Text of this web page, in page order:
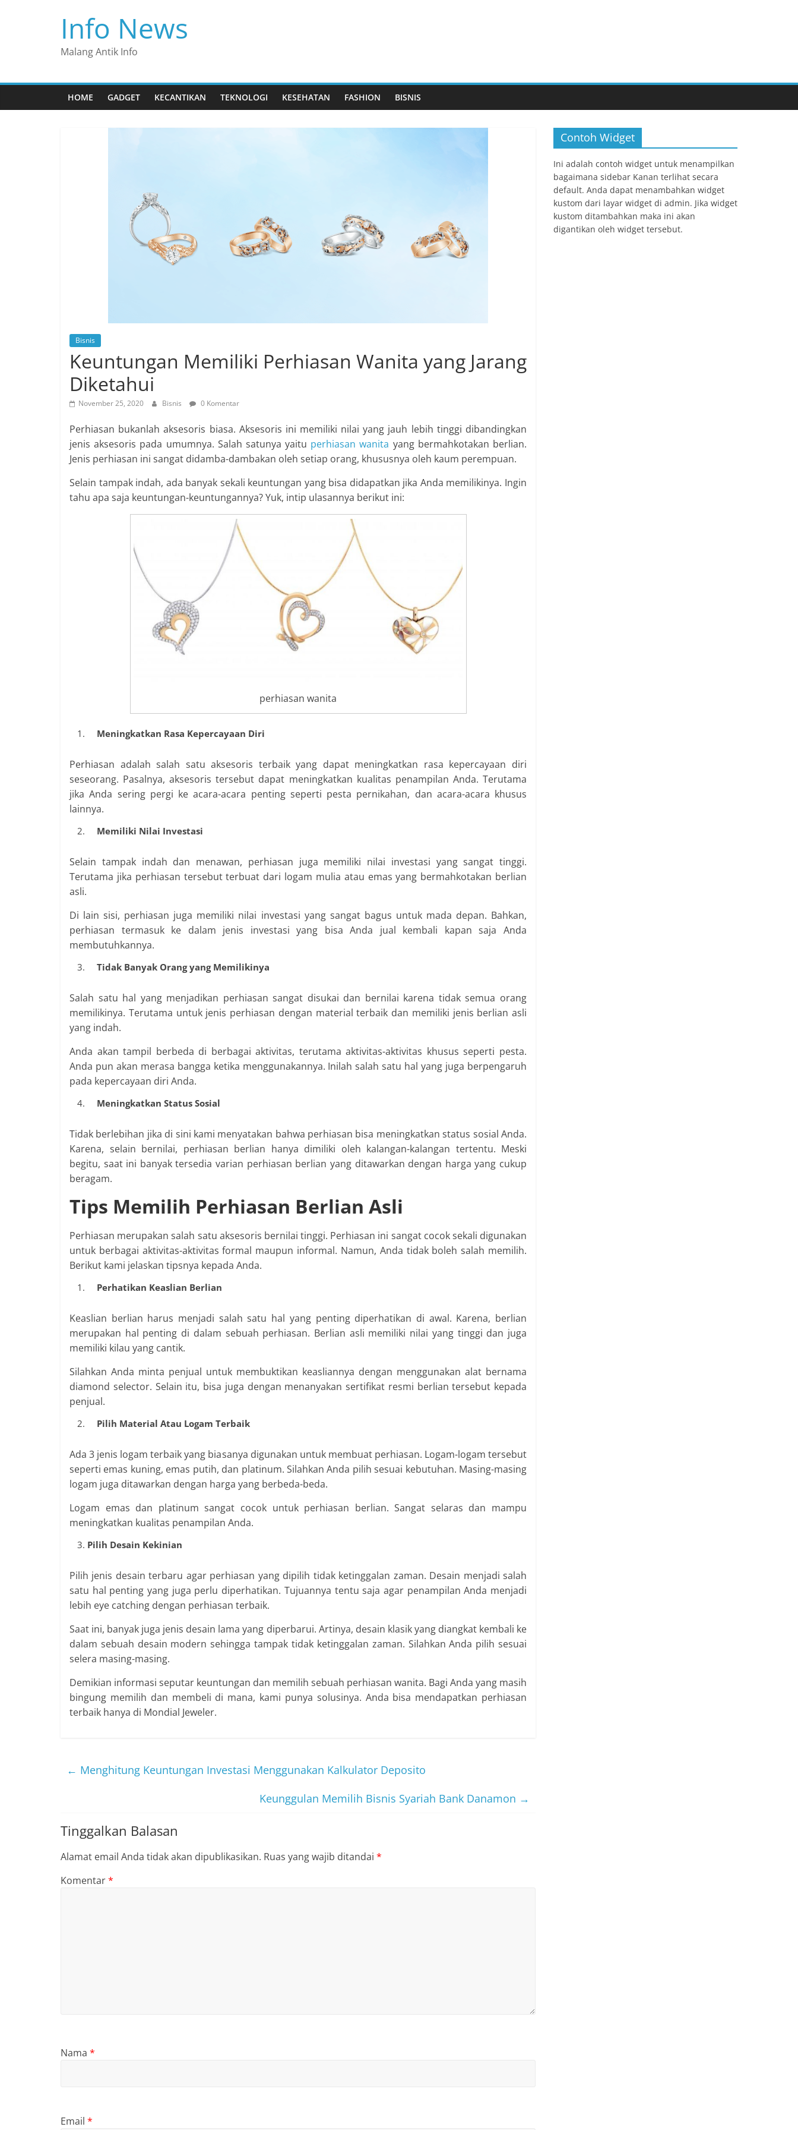
Info News
Malang Antik Info
HOME GADGET KECANTIKAN TEKNOLOGI KESEHATAN FASHION BISNIS
Bisnis
Keuntungan Memiliki Perhiasan Wanita yang Jarang
Diketahui
November 25, 2020 Bisnis 0 Komentar
Perhiasan bukanlah aksesoris biasa. Aksesoris ini memiliki nilai yang jauh lebih tinggi dibandingkan
jenis aksesoris pada umumnya. Salah satunya yaitu perhiasan wanita yang bermahkotakan berlian.
Jenis perhiasan ini sangat didamba-dambakan oleh setiap orang, khususnya oleh kaum perempuan.
Selain tampak indah, ada banyak sekali keuntungan yang bisa didapatkan jika Anda memilikinya. Ingin
tahu apa saja keuntungan-keuntungannya? Yuk, intip ulasannya berikut ini:
perhiasan wanita
Meningkatkan Rasa Kepercayaan Diri
Perhiasan adalah salah satu aksesoris terbaik yang dapat meningkatkan rasa kepercayaan diri
seseorang. Pasalnya, aksesoris tersebut dapat meningkatkan kualitas penampilan Anda. Terutama
jika Anda sering pergi ke acara-acara penting seperti pesta pernikahan, dan acara-acara khusus
lainnya.
Memiliki Nilai Investasi
Selain tampak indah dan menawan, perhiasan juga memiliki nilai investasi yang sangat tinggi.
Terutama jika perhiasan tersebut terbuat dari logam mulia atau emas yang bermahkotakan berlian
asli.
Di lain sisi, perhiasan juga memiliki nilai investasi yang sangat bagus untuk mada depan. Bahkan,
perhiasan termasuk ke dalam jenis investasi yang bisa Anda jual kembali kapan saja Anda
membutuhkannya.
Tidak Banyak Orang yang Memilikinya
Salah satu hal yang menjadikan perhiasan sangat disukai dan bernilai karena tidak semua orang
memilikinya. Terutama untuk jenis perhiasan dengan material terbaik dan memiliki jenis berlian asli
yang indah.
Anda akan tampil berbeda di berbagai aktivitas, terutama aktivitas-aktivitas khusus seperti pesta.
Anda pun akan merasa bangga ketika menggunakannya. Inilah salah satu hal yang juga berpengaruh
pada kepercayaan diri Anda.
Meningkatkan Status Sosial
Tidak berlebihan jika di sini kami menyatakan bahwa perhiasan bisa meningkatkan status sosial Anda.
Karena, selain bernilai, perhiasan berlian hanya dimiliki oleh kalangan-kalangan tertentu. Meski
begitu, saat ini banyak tersedia varian perhiasan berlian yang ditawarkan dengan harga yang cukup
beragam.
Tips Memilih Perhiasan Berlian Asli
Perhiasan merupakan salah satu aksesoris bernilai tinggi. Perhiasan ini sangat cocok sekali digunakan
untuk berbagai aktivitas-aktivitas formal maupun informal. Namun, Anda tidak boleh salah memilih.
Berikut kami jelaskan tipsnya kepada Anda.
Perhatikan Keaslian Berlian
Keaslian berlian harus menjadi salah satu hal yang penting diperhatikan di awal. Karena, berlian
merupakan hal penting di dalam sebuah perhiasan. Berlian asli memiliki nilai yang tinggi dan juga
memiliki kilau yang cantik.
Silahkan Anda minta penjual untuk membuktikan keasliannya dengan menggunakan alat bernama
diamond selector. Selain itu, bisa juga dengan menanyakan sertifikat resmi berlian tersebut kepada
penjual.
Pilih Material Atau Logam Terbaik
Ada 3 jenis logam terbaik yang biasanya digunakan untuk membuat perhiasan. Logam-logam tersebut
seperti emas kuning, emas putih, dan platinum. Silahkan Anda pilih sesuai kebutuhan. Masing-masing
logam juga ditawarkan dengan harga yang berbeda-beda.
Logam emas dan platinum sangat cocok untuk perhiasan berlian. Sangat selaras dan mampu
meningkatkan kualitas penampilan Anda.
Pilih Desain Kekinian
Pilih jenis desain terbaru agar perhiasan yang dipilih tidak ketinggalan zaman. Desain menjadi salah
satu hal penting yang juga perlu diperhatikan. Tujuannya tentu saja agar penampilan Anda menjadi
lebih eye catching dengan perhiasan terbaik.
Saat ini, banyak juga jenis desain lama yang diperbarui. Artinya, desain klasik yang diangkat kembali ke
dalam sebuah desain modern sehingga tampak tidak ketinggalan zaman. Silahkan Anda pilih sesuai
selera masing-masing.
Demikian informasi seputar keuntungan dan memilih sebuah perhiasan wanita. Bagi Anda yang masih
bingung memilih dan membeli di mana, kami punya solusinya. Anda bisa mendapatkan perhiasan
terbaik hanya di Mondial Jeweler.
← Menghitung Keuntungan Investasi Menggunakan Kalkulator Deposito
Keunggulan Memilih Bisnis Syariah Bank Danamon →
Tinggalkan Balasan
Alamat email Anda tidak akan dipublikasikan. Ruas yang wajib ditandai *
Komentar*
Nama *
Email *
Contoh Widget
Ini adalah contoh widget untuk menampilkan
bagaimana sidebar Kanan terlihat secara
default. Anda dapat menambahkan widget
kustom dari layar widget di admin. Jika widget
kustom ditambahkan maka ini akan
digantikan oleh widget tersebut.